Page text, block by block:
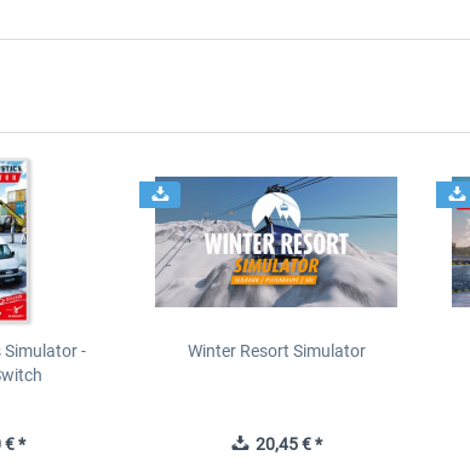
Simulator -
€ *
Winter Resort Simulator
20,45 € *